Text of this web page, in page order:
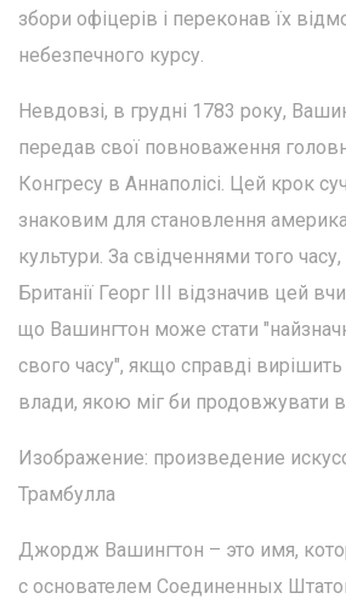
збори офіцерів і переконав їх
небезпечного курсу.
Невдовзі, в грудні 1783 року,
передав свої повноваження
Конгресу в Аннаполісі. Цей крок
знаковим для становлення
культури. За свідченнями того
Британії Георг III відзначив цей
що Вашингтон може стати
свого часу", якщо справді
влади, якою міг би продовжувати
Изображение: произведение
Трамбулла
Джордж Вашингтон – это имя,
с основателем Соединенных